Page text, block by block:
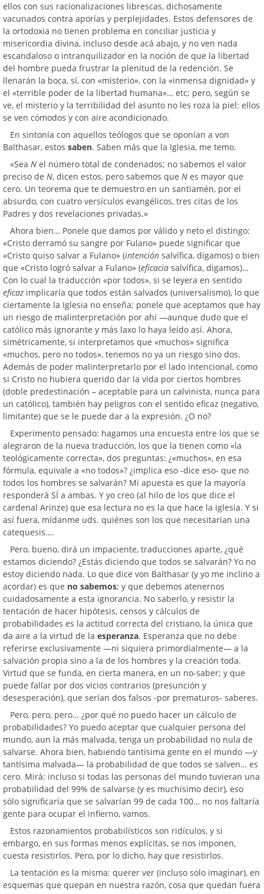
ellos con sus racionalizaciones librescas, dichosamente
vacunados contra aporías y perplejidades. Estos defensores de
la ortodoxia no tienen problema en conciliar justicia y
misericordia divina, incluso desde acá abajo, y no ven nada
escandaloso o intranquilizador en la noción de que la libertad
del hombre pueda frustrar la plenitud de la redención. Se
llenarán la boca, sí, con «misterio», con la «inmensa dignidad» y
el «terrible poder de la libertad humana»… etc; pero, según se
ve, el misterio y la terribilidad del asunto no les roza la piel: ellos
se ven cómodos y con aire acondicionado.
En sintonía con aquellos teólogos que se oponían a von
Balthasar, estos saben. Saben más que la Iglesia, me temo.
«Sea N el número total de condenados; no sabemos el valor
preciso de N, dicen estos, pero sabemos que N es mayor que
cero. Un teorema que te demuestro en un santiamén, por el
absurdo, con cuatro versículos evangélicos, tres citas de los
Padres y dos revelaciones privadas.»
Ahora bien… Ponele que damos por válido y neto el distingo:
«Cristo derramó su sangre por Fulano» puede significar que
«Cristo quiso salvar a Fulano» (intención salvífica, digamos) o bien
que «Cristo logró salvar a Fulano» (eficacia salvífica, digamos)…
Con lo cual la traducción «por todos», si se leyera en sentido
eficaz implicaría que todos están salvados (universalismo), lo que
ciertamente la Iglesia no enseña; ponele que aceptamos que hay
un riesgo de malinterpretación por ahí —aunque dudo que el
católico más ignorante y más laxo lo haya leído así. Ahora,
simétricamente, si interpretamos que «muchos» significa
«muchos, pero no todos», tenemos no ya un riesgo sino dos.
Además de poder malinterpretarlo por el lado intencional, como
si Cristo no hubiera querido dar la vida por ciertos hombres
(doble predestinación – aceptable para un calvinista, nunca para
un católico), también hay peligros con el sentido eficaz (negativo,
limitante) que se le puede dar a la expresión. ¿O no?
Experimento pensado: hagamos una encuesta entre los que se
alegraron de la nueva traducción, los que la tienen como «la
teológicamente correcta», dos preguntas: ¿«muchos», en esa
fórmula, equivale a «no todos»? ¿implica eso -dice eso- que no
todos los hombres se salvarán? Mi apuesta es que la mayoría
responderá SÍ a ambas. Y yo creo (al hilo de los que dice el
cardenal Arinze) que esa lectura no es la que hace la Iglesia. Y si
así fuera, mídanme uds. quiénes son los que necesitarían una
catequesis….
Pero, bueno, dirá un impaciente, traducciones aparte, ¿qué
estamos diciendo? ¿Estás diciendo que todos se salvarán? Yo no
estoy diciendo nada. Lo que dice von Balthasar (y yo me inclino a
acordar) es que no sabemos; y que debemos atenernos
cuidadosamente a esta ignorancia. No saberlo, y resistir la
tentación de hacer hipótesis, censos y cálculos de
probabilidades es la actitud correcta del cristiano, la única que
da aire a la virtud de la esperanza. Esperanza que no debe
referirse exclusivamente —ni siquiera primordialmente— a la
salvación propia sino a la de los hombres y la creación toda.
Virtud que se funda, en cierta manera, en un no-saber; y que
puede fallar por dos vicios contrarios (presunción y
desesperación), que serían dos falsos -por prematuros- saberes.
Pero, pero, pero… ¿por qué no puedo hacer un cálculo de
probabilidades? Yo puedo aceptar que cualquier persona del
mundo, aun la más malvada, tenga un probabilidad no nula de
salvarse. Ahora bien, habiendo tantísima gente en el mundo —y
tantísima malvada— la probabilidad de que todos se salven… es
cero. Mirá: incluso si todas las personas del mundo tuvieran una
probabilidad del 99% de salvarse (y es muchísimo decir), eso
sólo significaría que se salvarían 99 de cada 100… no nos faltaría
gente para ocupar el infierno, vamos.
Estos razonamientos probabilísticos son ridículos, y si
embargo, en sus formas menos explícitas, se nos imponen,
cuesta resistirlos. Pero, por lo dicho, hay que resistirlos.
La tentación es la misma: querer ver (incluso solo imaginar), en
esquemas que quepan en nuestra razón, cosa que quedan fuera